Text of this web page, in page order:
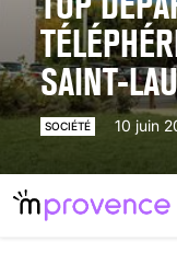
SAINT-
SOCIÉTÉ 10 juin